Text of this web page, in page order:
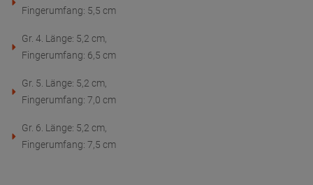
Fingerumfang: 5,5 cm
Gr. 4. Länge: 5,2 cm,
Fingerumfang: 6,5 cm
Gr. 5. Länge: 5,2 cm,
Fingerumfang: 7,0 cm
Gr. 6. Länge: 5,2 cm,
Fingerumfang: 7,5 cm